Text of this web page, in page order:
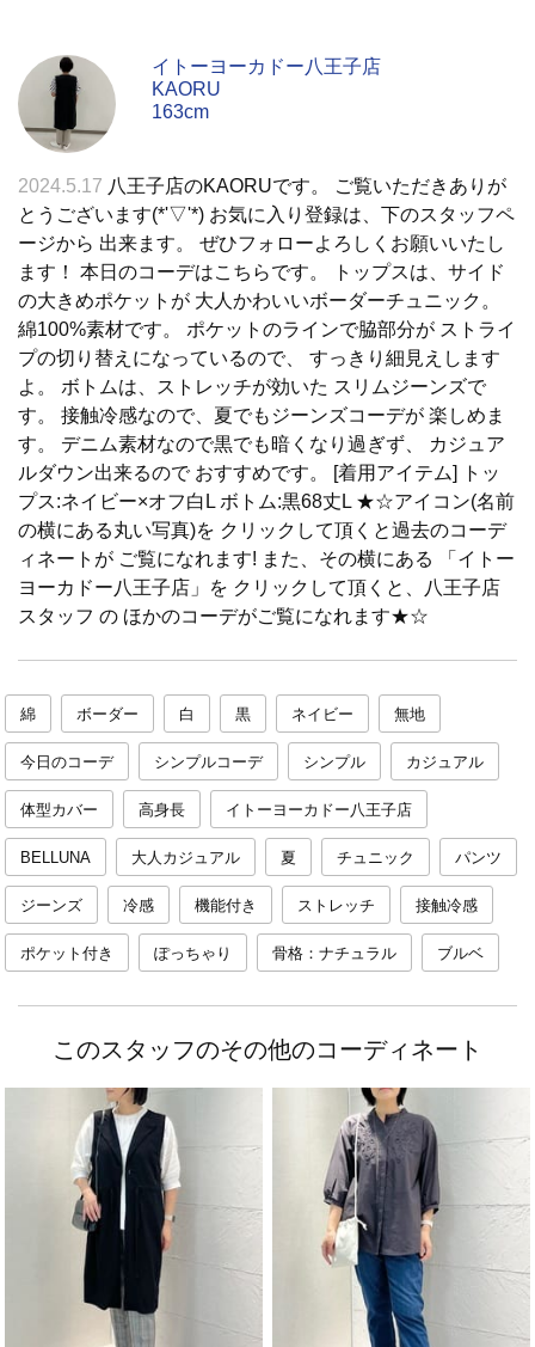
イトーヨーカドー八王子店
KAORU
163cm
2024.5.17 八王子店のKAORUです。 ご覧いただきありが
とうございます(*'▽'*) お気に入り登録は、下のスタッフペ
ージから 出来ます。 ぜひフォローよろしくお願いいたし
ます！ 本日のコーデはこちらです。 トップスは、サイド
の大きめポケットが 大人かわいいボーダーチュニック。
綿100%素材です。 ポケットのラインで脇部分が ストライ
プの切り替えになっているので、 すっきり細見えします
よ。 ボトムは、ストレッチが効いた スリムジーンズで
す。 接触冷感なので、夏でもジーンズコーデが 楽しめま
す。 デニム素材なので黒でも暗くなり過ぎず、 カジュア
ルダウン出来るので おすすめです。 [着用アイテム] トッ
プス:ネイビー×オフ白L ボトム:黒68丈L ★☆アイコン(名前
の横にある丸い写真)を クリックして頂くと過去のコーデ
ィネートが ご覧になれます! また、その横にある 「イトー
ヨーカドー八王子店」を クリックして頂くと、八王子店
スタッフ の ほかのコーデがご覧になれます★☆
綿 ボーダー 白 黒 ネイビー 無地
今日のコーデ シンプルコーデ シンプル カジュアル
体型カバー 高身長 イトーヨーカドー八王子店
BELLUNA 大人カジュアル 夏 チュニック パンツ
ジーンズ 冷感 機能付き ストレッチ 接触冷感
ポケット付き ぽっちゃり 骨格：ナチュラル ブルベ
このスタッフのその他のコーディネート